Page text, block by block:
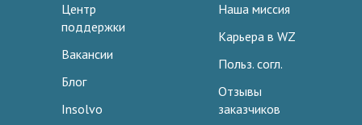
Центр
поддержки
Вакансии
Блог
Insolvo
Наша миссия
Карьера в WZ
Польз. согл.
Отзывы
заказчиков